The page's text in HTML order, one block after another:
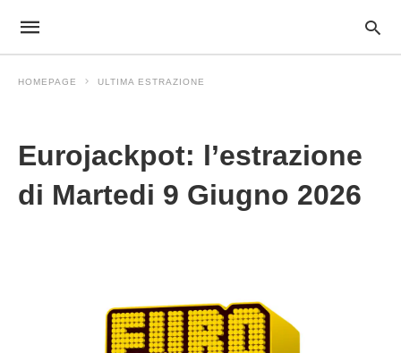
HOMEPAGE ULTIMA ESTRAZIONE
Eurojackpot: l’estrazione
di Martedi 9 Giugno 2026